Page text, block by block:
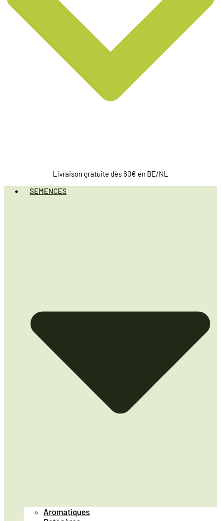
Livraison gratuite dès 60€ en BE/NL
SEMENCES
Aromatiques